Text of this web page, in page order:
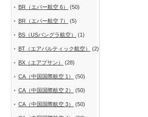
BR（エバー航空 6） (50)
BR（エバー航空 7） (5)
BS（USバングラ航空） (1)
BT（エアバルティック航空） (2)
BX（エアプサン） (28)
CA（中国国際航空 1） (50)
CA（中国国際航空 2） (50)
CA（中国国際航空 3） (50)